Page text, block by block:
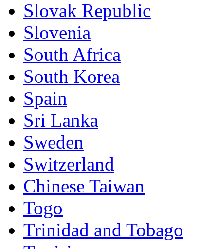
Slovak Republic
Slovenia
South Africa
South Korea
Spain
Sri Lanka
Sweden
Switzerland
Chinese Taiwan
Togo
Trinidad and Tobago